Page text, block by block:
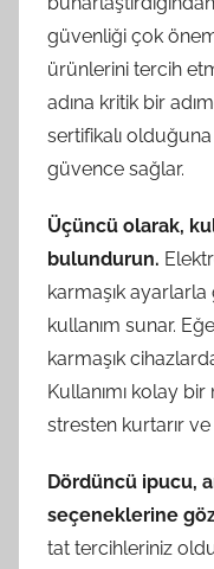
güvenliği çok
ürünlerini tercih
adına kritik bir
sertifikalı
güvence sağlar.
Üçüncü olarak,
bulundurun.
karmaşık ayarlarla
kullanım sunar.
karmaşık
Kullanımı kolay
stresten kurtarır
Dördüncü ipucu,
seçeneklerine
tat tercihleriniz